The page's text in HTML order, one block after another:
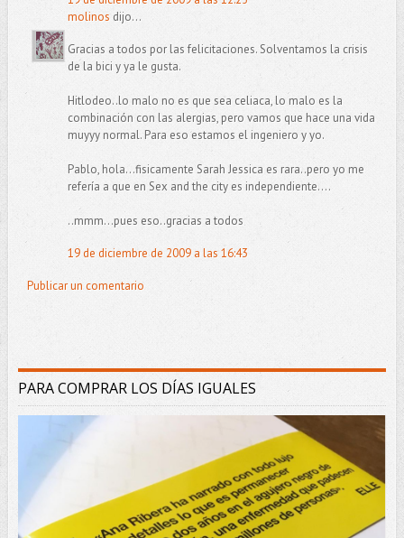
molinos dijo...
Gracias a todos por las felicitaciones. Solventamos la crisis
de la bici y ya le gusta.
Hitlodeo..lo malo no es que sea celiaca, lo malo es la
combinación con las alergias, pero vamos que hace una vida
muyyy normal. Para eso estamos el ingeniero y yo.
Pablo, hola...fisicamente Sarah Jessica es rara..pero yo me
refería a que en Sex and the city es independiente....
..mmm...pues eso..gracias a todos
19 de diciembre de 2009 a las 16:43
Publicar un comentario
PARA COMPRAR LOS DÍAS IGUALES